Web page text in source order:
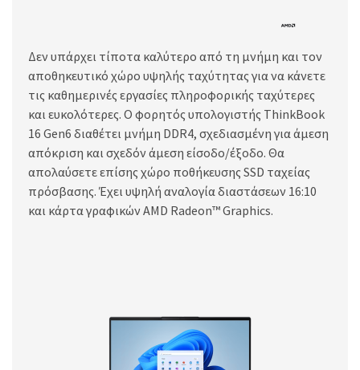
Δεν υπάρχει τίποτα καλύτερο από τη μνήμη και τον
αποθηκευτικό χώρο υψηλής ταχύτητας για να κάνετε
τις καθημερινές εργασίες πληροφορικής ταχύτερες
και ευκολότερες. Ο φορητός υπολογιστής ThinkBook
16 Gen6 διαθέτει μνήμη DDR4, σχεδιασμένη για άμεση
απόκριση και σχεδόν άμεση είσοδο/έξοδο. Θα
απολαύσετε επίσης χώρο ποθήκευσης SSD ταχείας
πρόσβασης. Έχει υψηλή αναλογία διαστάσεων 16:10
και κάρτα γραφικών AMD Radeon™ Graphics.